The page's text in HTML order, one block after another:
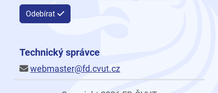
Odebírat
Technický správce
webmaster@fd.cvut.cz